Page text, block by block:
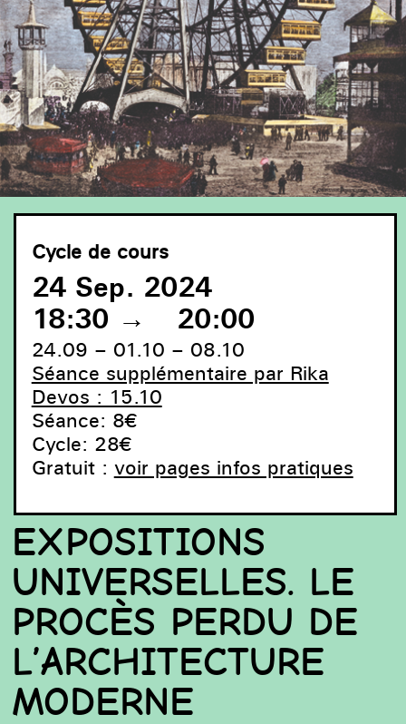
Chicago, 1983 : La grande roue de Ferris au bout de
Midway Plaisance – Chicago, 1983 : Het reuzenrad aan
het einde van Midway Plaisance – Chicago, 1983: The
Ferris wheel at the end of Midway Plaisance
Cycle de cours
24 Sep. 2024
18:30 → 20:00
24.09 – 01.10 – 08.10
Séance supplémentaire par Rika
Devos : 15.10
Séance: 8€
Cycle: 28€
Gratuit : voir pages infos pratiques
EXPOSITIONS
UNIVERSELLES. LE
PROCÈS PERDU DE
L’ARCHITECTURE
MODERNE